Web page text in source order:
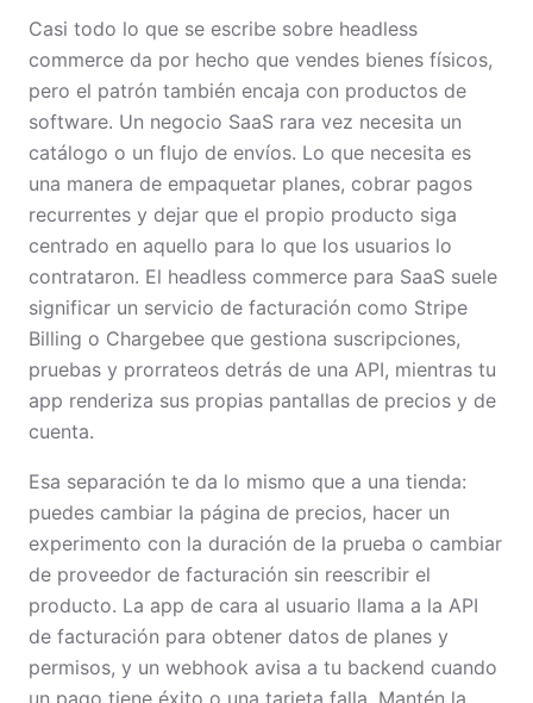
Casi todo lo que se escribe sobre headless
commerce da por hecho que vendes bienes físicos,
pero el patrón también encaja con productos de
software. Un negocio SaaS rara vez necesita un
catálogo o un flujo de envíos. Lo que necesita es
una manera de empaquetar planes, cobrar pagos
recurrentes y dejar que el propio producto siga
centrado en aquello para lo que los usuarios lo
contrataron. El headless commerce para SaaS suele
significar un servicio de facturación como Stripe
Billing o Chargebee que gestiona suscripciones,
pruebas y prorrateos detrás de una API, mientras tu
app renderiza sus propias pantallas de precios y de
cuenta.
Esa separación te da lo mismo que a una tienda:
puedes cambiar la página de precios, hacer un
experimento con la duración de la prueba o cambiar
de proveedor de facturación sin reescribir el
producto. La app de cara al usuario llama a la API
de facturación para obtener datos de planes y
permisos, y un webhook avisa a tu backend cuando
un pago tiene éxito o una tarjeta falla. Mantén la